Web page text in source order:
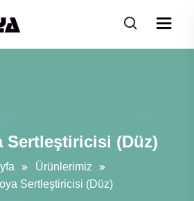
Sertleştiricisi (Düz)
Ürünlerimiz
Sertleştiricisi (Düz)